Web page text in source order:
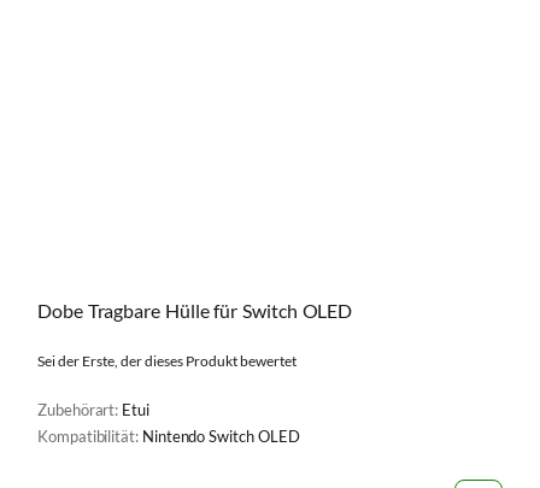
Dobe Tragbare Hülle für Switch OLED
Sei der Erste, der dieses Produkt bewertet
Zubehörart: Etui
Kompatibilität: Nintendo Switch OLED